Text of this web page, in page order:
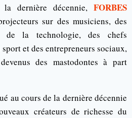
dernière décennie, FORBES
sur des musiciens, des
de la technologie, des chefs
et des entrepreneurs sociaux,
des mastodontes à part
au cours de la dernière décennie
créateurs de richesse du